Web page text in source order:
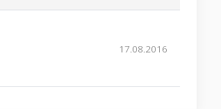
17.08.2016